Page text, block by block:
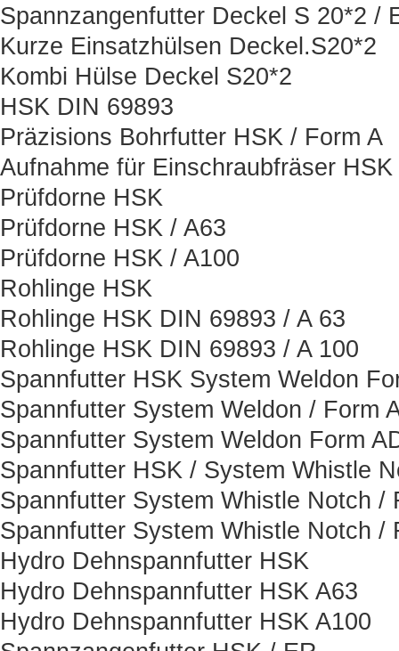
Spannzangenfutter Deckel S 20*2 /
Kurze Einsatzhülsen Deckel.S20*2
Kombi Hülse Deckel S20*2
HSK DIN 69893
Präzisions Bohrfutter HSK / Form A
Aufnahme für Einschraubfräser HSK
Prüfdorne HSK
Prüfdorne HSK / A63
Prüfdorne HSK / A100
Rohlinge HSK
Rohlinge HSK DIN 69893 / A 63
Rohlinge HSK DIN 69893 / A 100
Spannfutter HSK System Weldon
Spannfutter System Weldon / Form
Spannfutter System Weldon Form
Spannfutter HSK / System Whistle
Spannfutter System Whistle Notch /
Spannfutter System Whistle Notch /
Hydro Dehnspannfutter HSK
Hydro Dehnspannfutter HSK A63
Hydro Dehnspannfutter HSK A100